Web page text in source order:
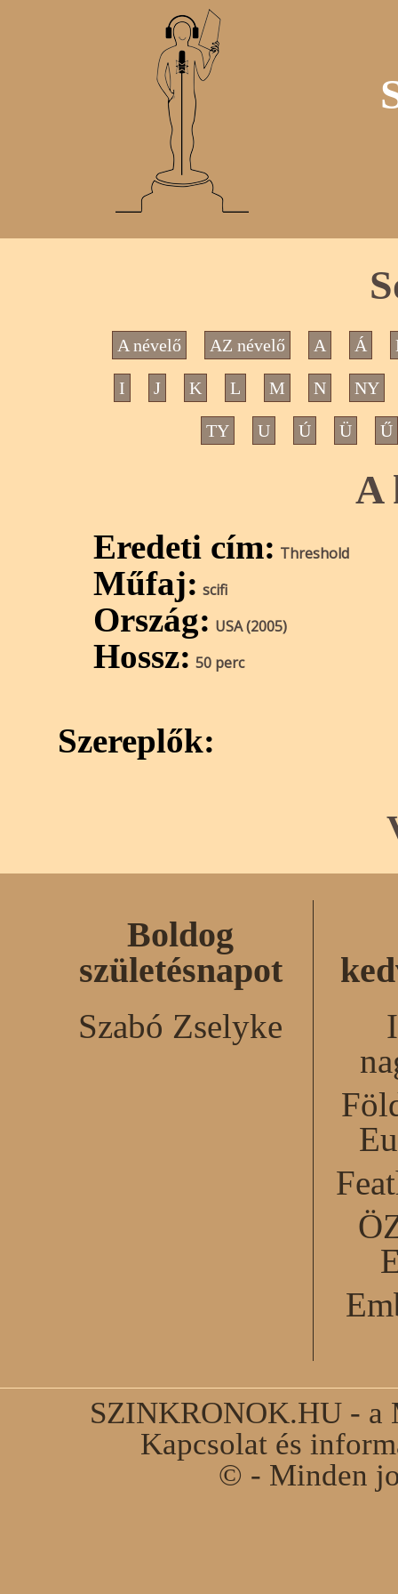
A névelő AZ névelő A Á
I J K L M N NY
TY U Ú Ü Ű
A
Eredeti cím: Threshold
Műfaj: scifi
Ország: USA (2005)
Hossz: 50 perc
Szereplők:
Boldog
születésnapot
Szabó Zselyke
SZINKRONOK.HU - a
Kapcsolat és
© - Minden